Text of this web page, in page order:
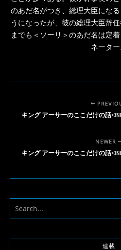
のあだ名がつき、総理大臣にな
うになったが、彼の総理大臣辞
までも＜ソーリ＞のあだ名は定
ネーター
キング アーサーのここだけの話
NEWER
キング アーサーのここだけの話
連載